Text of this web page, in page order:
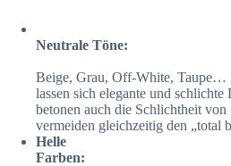
Neutrale Töne:
Beige, Grau, Off-White, Taupe…
lassen sich elegante und
betonen auch die Schlichtheit von
vermeiden gleichzeitig den „total
Helle
Farben: